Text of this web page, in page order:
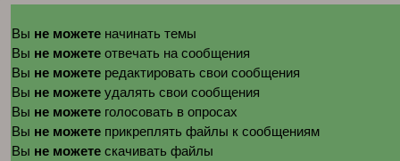
Вы не можете начинать темы
Вы не можете отвечать на сообщения
Вы не можете редактировать свои сообщения
Вы не можете удалять свои сообщения
Вы не можете голосовать в опросах
Вы не можете прикреплять файлы к сообщениям
Вы не можете скачивать файлы